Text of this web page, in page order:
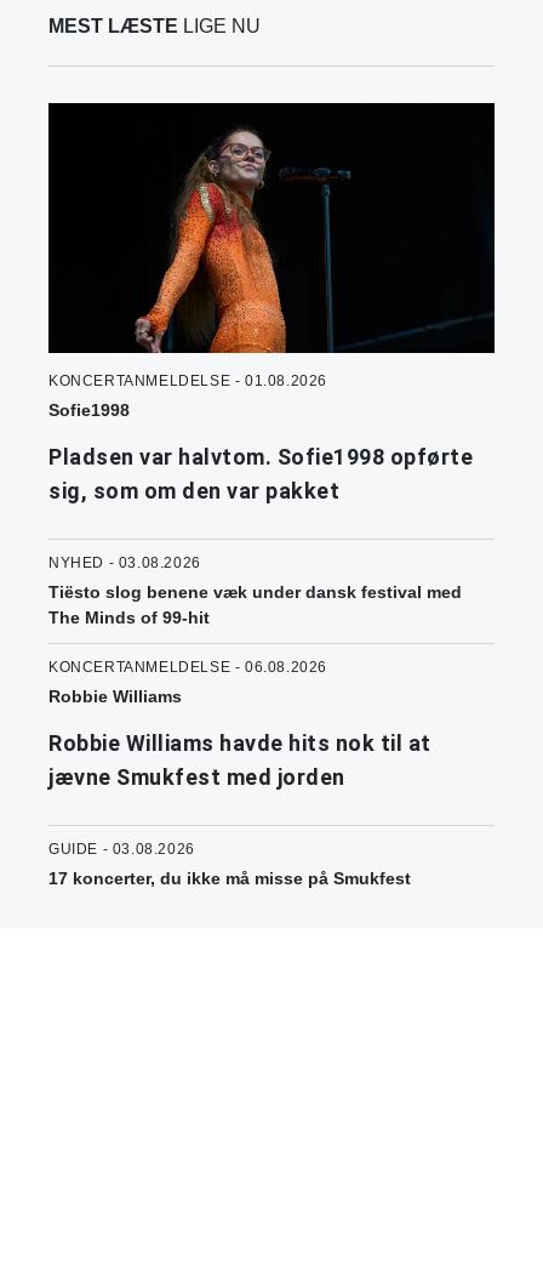
MEST LÆSTE LIGE NU
KONCERTANMELDELSE - 01.08.2026
Sofie1998
Pladsen var halvtom. Sofie1998 opførte
sig, som om den var pakket
NYHED - 03.08.2026
Tiësto slog benene væk under dansk festival med
The Minds of 99-hit
KONCERTANMELDELSE - 06.08.2026
Robbie Williams
Robbie Williams havde hits nok til at
jævne Smukfest med jorden
GUIDE - 03.08.2026
17 koncerter, du ikke må misse på Smukfest